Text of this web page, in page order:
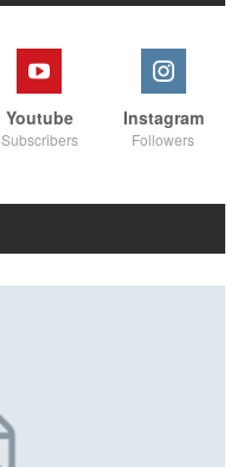
Youtube
Subscribers
Instagram
Followers